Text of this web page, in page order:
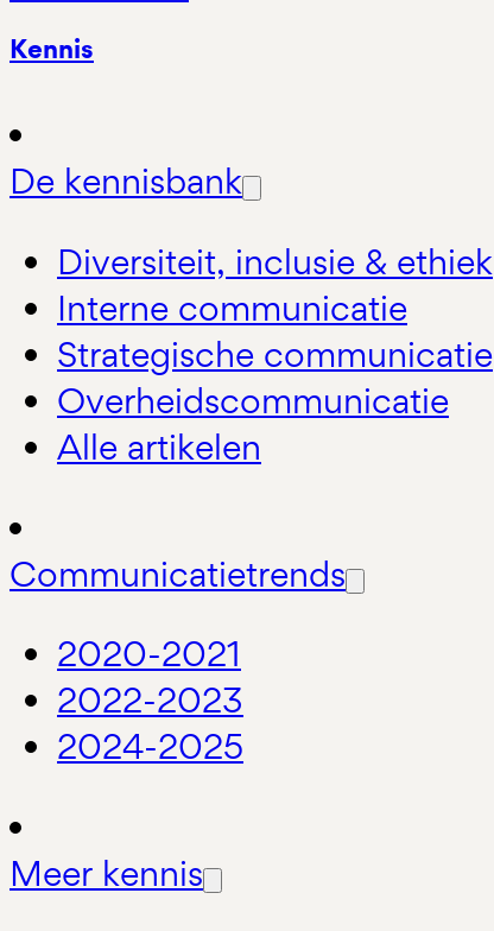
Kennis
De kennisbank
Diversiteit, inclusie & ethiek
Interne communicatie
Strategische communicatie
Overheidscommunicatie
Alle artikelen
Communicatietrends
2020-2021
2022-2023
2024-2025
Meer kennis